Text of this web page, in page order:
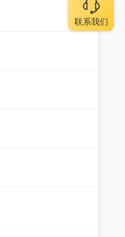
联系我们